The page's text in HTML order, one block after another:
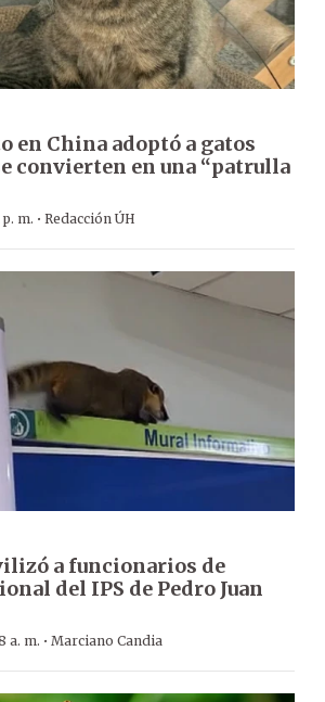
en China adoptó a gatos
convierten en una “patrulla
m. · Redacción ÚH
a funcionarios de
del IPS de Pedro Juan
a. m. · Marciano Candia